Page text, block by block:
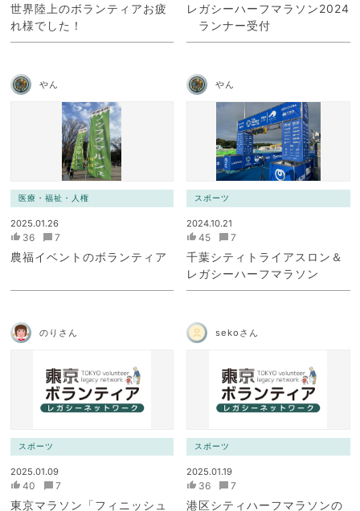
世界陸上のボランティアお疲
れ様でした！
レガシーハーフマラソン2024
ランナー受付
やん
医療・福祉・人権
2025.01.26
36 7
農福イベントのボランティア
やん
スポーツ
2024.10.21
45 7
千葉シティトライアスロン＆
レガシーハーフマラソン
のりさん
スポーツ
2025.01.09
40 7
東京マラソン「フィニッシュ
sekoさん
スポーツ
2025.01.19
36 7
港区シティハーフマラソンの